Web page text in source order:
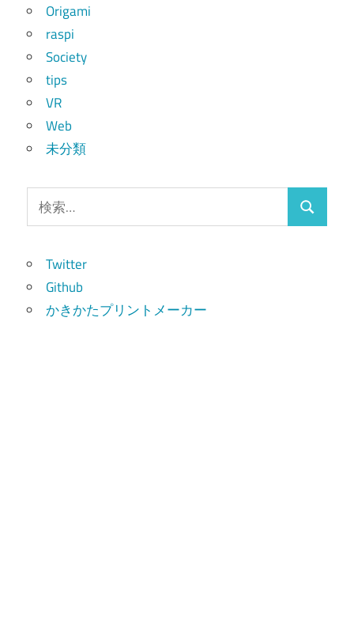
Origami
raspi
Society
tips
VR
Web
未分類
索:
検
Twitter
Github
かきかたプリントメーカー